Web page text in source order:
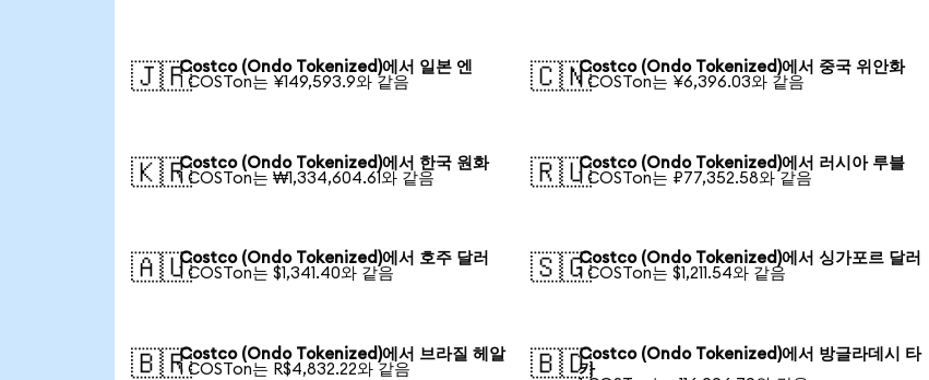
🇯🇵Costco (Ondo Tokenized)에서 일본 엔
1 COSTon는 ¥149,593.9와 같음
🇨🇳Costco (Ondo Tokenized)에서 중국 위안화
1 COSTon는 ¥6,396.03와 같음
🇰🇷Costco (Ondo Tokenized)에서 한국 원화
1 COSTon는 ₩1,334,604.61와 같음
🇷🇺Costco (Ondo Tokenized)에서 러시아 루블
1 COSTon는 ₽77,352.58와 같음
🇦🇺Costco (Ondo Tokenized)에서 호주 달러
1 COSTon는 $1,341.40와 같음
🇸🇬Costco (Ondo Tokenized)에서 싱가포르 달러
1 COSTon는 $1,211.54와 같음
🇧🇷Costco (Ondo Tokenized)에서 브라질 헤알
1 COSTon는 R$4,832.22와 같음
🇧🇩Costco (Ondo Tokenized)에서 방글라데시 타
카